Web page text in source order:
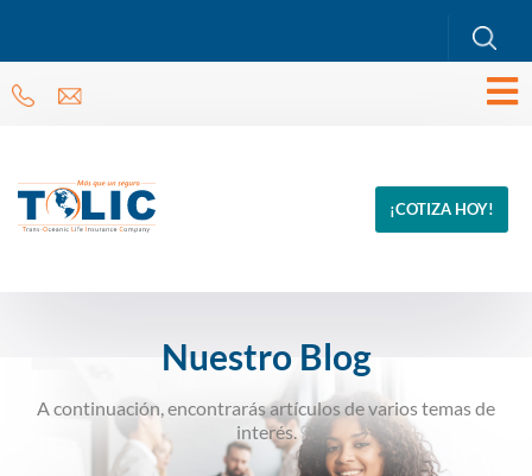
¡COTIZA HOY!
Nuestro Blog
A continuación, encontrarás artículos de varios temas de
interés.